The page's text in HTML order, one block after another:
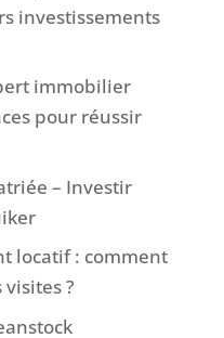
investissements
immobilier
pour réussir
– Investir
locatif : comment
?